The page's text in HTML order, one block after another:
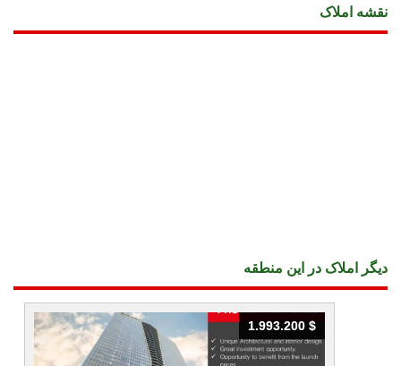
نقشه املاک
دیگر املاک در این منطقه
1.993.200 $
1.993.200 $